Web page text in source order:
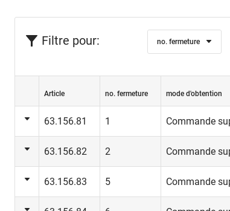
Filtre pour: no. fermeture
Article no. fermeture mode d'obtention
63.156.81 1 Commande
63.156.82 2 Commande
63.156.83 5 Commande